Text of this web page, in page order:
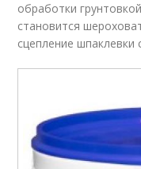
обработки
становится
сцепление шпаклевки